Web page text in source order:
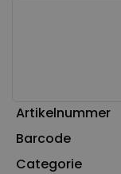
Artikelnummer
Barcode
Categorie